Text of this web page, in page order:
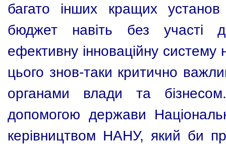
багато інших кращих
бюджет навіть без участі
ефективну інноваційну
цього знов-таки критично
органами влади та
допомогою держави
керівництвом НАНУ, який би